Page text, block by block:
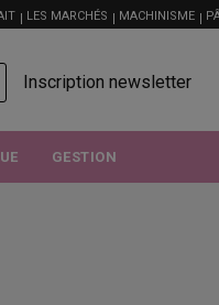
LES MARCHÉS MACHINISME
Inscription newsletter
GESTION